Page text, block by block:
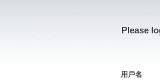
Please
用戶名